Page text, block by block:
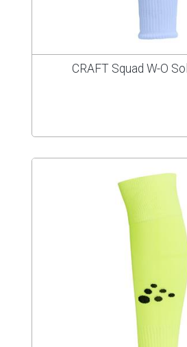
CRAFT Squad W-O